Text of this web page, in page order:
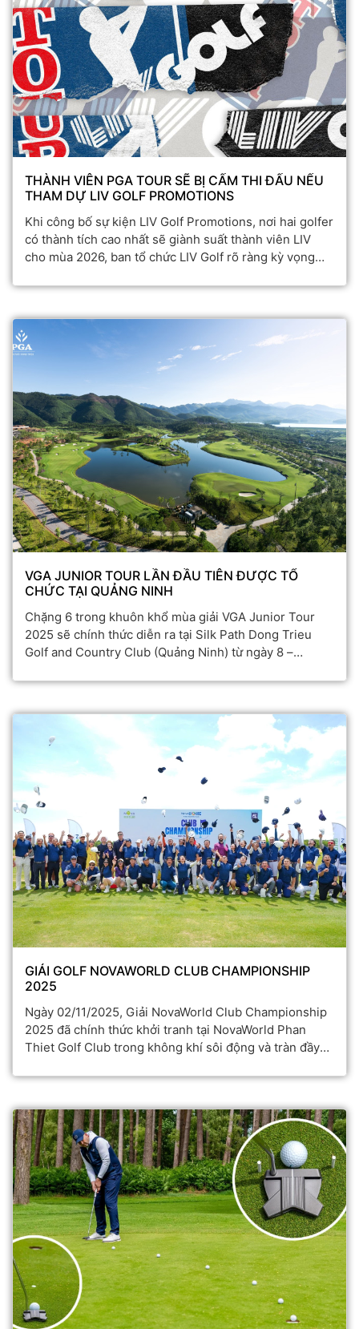
THÀNH VIÊN PGA TOUR SẼ BỊ CẤM THI ĐẤU NẾU
THAM DỰ LIV GOLF PROMOTIONS
Khi công bố sự kiện LIV Golf Promotions, nơi hai golfer
có thành tích cao nhất sẽ giành suất thành viên LIV
cho mùa 2026, ban tổ chức LIV Golf rõ ràng kỳ vọng
nghiệp hứng thú hơn khi tham gia. Tuy nhiên, việc lựa
bất kỳ vận động viên nào hiện đang là thành viên của
PGA Tour, Korn Ferry Tour, PGA Tour Champions hoặc
PGA Tour Americas
VGA JUNIOR TOUR LẦN ĐẦU TIÊN ĐƯỢC TỔ
CHỨC TẠI QUẢNG NINH
Chặng 6 trong khuôn khổ mùa giải VGA Junior Tour
2025 sẽ chính thức diễn ra tại Silk Path Dong Trieu
Golf and Country Club (Quảng Ninh) từ ngày 8 –
chức tại Quảng Ninh.
GIẢI GOLF NOVAWORLD CLUB CHAMPIONSHIP
2025
Ngày 02/11/2025, Giải NovaWorld Club Championship
2025 đã chính thức khởi tranh tại NovaWorld Phan
Thiet Golf Club trong không khí sôi động và tràn đầy